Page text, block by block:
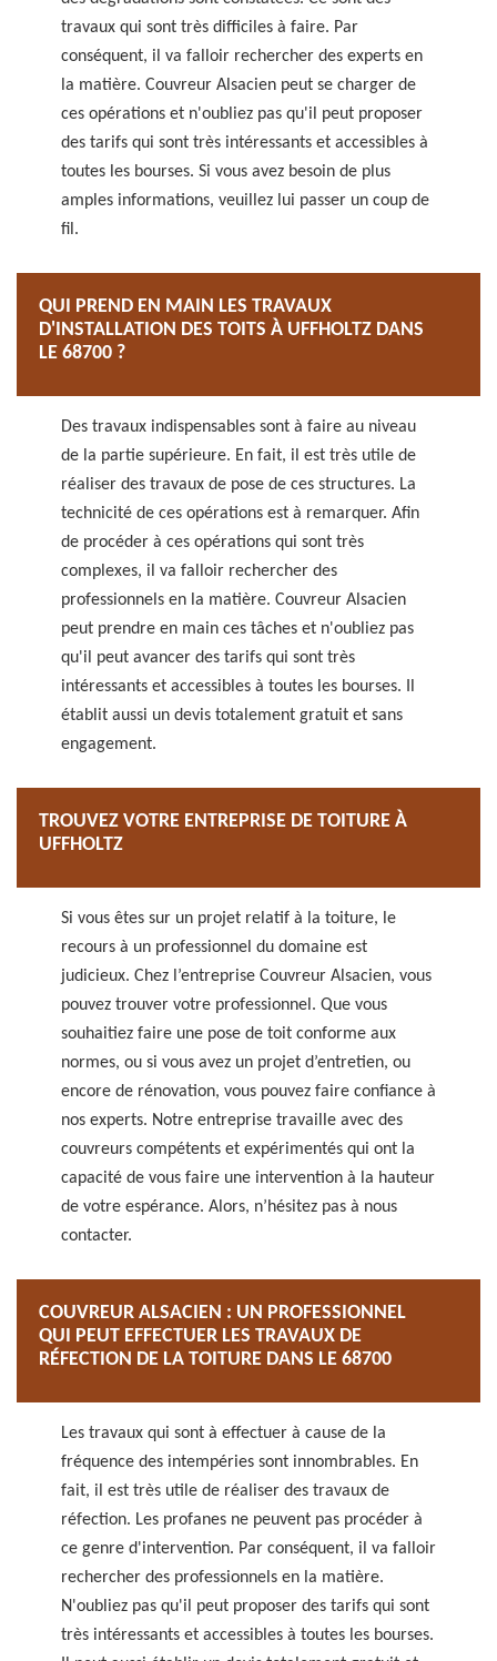
travaux qui sont très difficiles à faire. Par
conséquent, il va falloir rechercher des experts en
la matière. Couvreur Alsacien peut se charger de
ces opérations et n'oubliez pas qu'il peut proposer
des tarifs qui sont très intéressants et accessibles à
toutes les bourses. Si vous avez besoin de plus
amples informations, veuillez lui passer un coup de
fil.
QUI PREND EN MAIN LES TRAVAUX
D'INSTALLATION DES TOITS À UFFHOLTZ DANS
LE 68700 ?
Des travaux indispensables sont à faire au niveau
de la partie supérieure. En fait, il est très utile de
réaliser des travaux de pose de ces structures. La
technicité de ces opérations est à remarquer. Afin
de procéder à ces opérations qui sont très
complexes, il va falloir rechercher des
professionnels en la matière. Couvreur Alsacien
peut prendre en main ces tâches et n'oubliez pas
qu'il peut avancer des tarifs qui sont très
intéressants et accessibles à toutes les bourses. Il
établit aussi un devis totalement gratuit et sans
engagement.
TROUVEZ VOTRE ENTREPRISE DE TOITURE À
UFFHOLTZ
Si vous êtes sur un projet relatif à la toiture, le
recours à un professionnel du domaine est
judicieux. Chez l’entreprise Couvreur Alsacien, vous
pouvez trouver votre professionnel. Que vous
souhaitiez faire une pose de toit conforme aux
normes, ou si vous avez un projet d’entretien, ou
encore de rénovation, vous pouvez faire confiance à
nos experts. Notre entreprise travaille avec des
couvreurs compétents et expérimentés qui ont la
capacité de vous faire une intervention à la hauteur
de votre espérance. Alors, n’hésitez pas à nous
contacter.
COUVREUR ALSACIEN : UN PROFESSIONNEL
QUI PEUT EFFECTUER LES TRAVAUX DE
RÉFECTION DE LA TOITURE DANS LE 68700
Les travaux qui sont à effectuer à cause de la
fréquence des intempéries sont innombrables. En
fait, il est très utile de réaliser des travaux de
réfection. Les profanes ne peuvent pas procéder à
ce genre d'intervention. Par conséquent, il va falloir
rechercher des professionnels en la matière.
N'oubliez pas qu'il peut proposer des tarifs qui sont
très intéressants et accessibles à toutes les bourses.